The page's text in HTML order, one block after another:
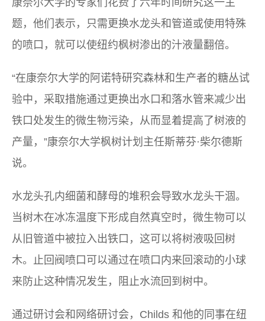
康奈尔大学的专家们花费了六年时间研究这一主
题，他们表示，只需更换水龙头和管道或使用特殊
的喷口，就可以使纽约枫树渗出的汁液量翻倍。
“在康奈尔大学的阿诺特研究森林和生产者的糖丛试
验中，采取措施通过更换出水口和落水管来减少出
铁口处发生的微生物污染，从而显着提高了树液的
产量，”康奈尔大学枫树计划主任斯蒂芬·柴尔德斯
说。
水龙头孔内细菌和酵母的堆积会导致水龙头干涸。
当树木在冰冻温度下形成自然真空时，微生物可以
从旧管道中被拉入出铁口，这可以将树液吸回树
木。止回阀喷口可以通过在喷口内来回滚动的小球
来防止这种情况发生，阻止水流回到树中。
通过研讨会和网络研讨会，Childs 和他的同事在纽